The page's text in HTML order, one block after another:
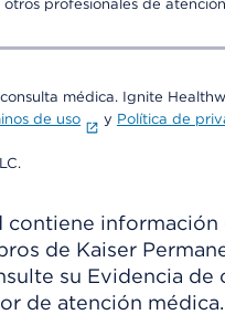
profesionales de
médica. Ignite
de uso y Política de
contiene
de Kaiser
su Evidencia
de atención médica.